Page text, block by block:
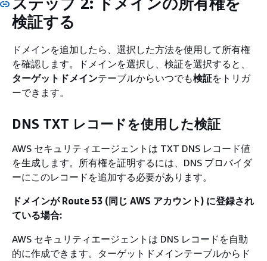
検証する
ドメインを追加したら、選択した方法を使用して所有権
を確認します。ドメインを選択し、検証を選択すると、
ターゲットドメインテーブルからいつでも検証をトリガ
ーできます。
DNS TXT レコードを使用した検証
AWS セキュリティエージェントは TXT DNS レコード値
を生成します。所有権を証明するには、DNS プロバイダ
ーにこのレコードを追加する必要があります。
ドメインが Route 53 (同じ AWS アカウント) に登録され
ている場合:
AWS セキュリティエージェントは DNS レコードを自動
的に作成できます。ターゲットドメインテーブルからド